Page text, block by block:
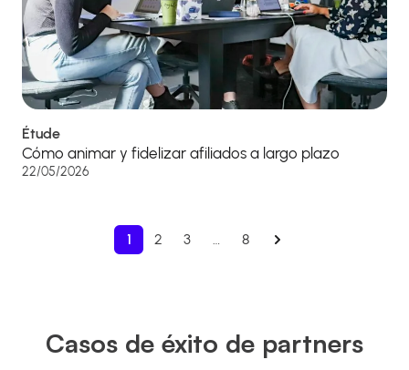
Étude
Cómo animar y fidelizar afiliados a largo plazo
22/05/2026
1 2 3 8
Casos de éxito de partners